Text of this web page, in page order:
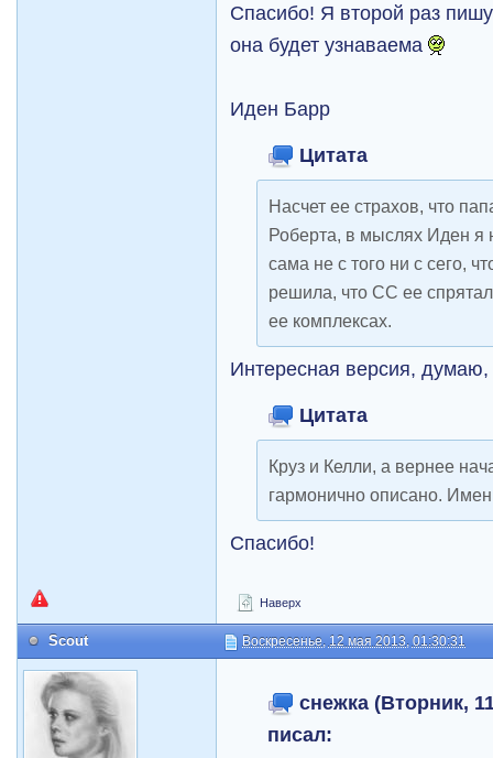
Спасибо! Я второй раз
она будет узнаваема
Иден Барр
Цитата
Насчет ее страхов, что
Роберта, в мыслях Иден я
сама не с того ни с сего,
решила, что СС ее
ее комплексах.
Интересная версия,
Цитата
Круз и Келли, а вернее
гармонично описано.
Спасибо!
Наверх
Scout Воскресенье, 12 мая 2013, 01:30:31
снежка (Вторник,
писал: